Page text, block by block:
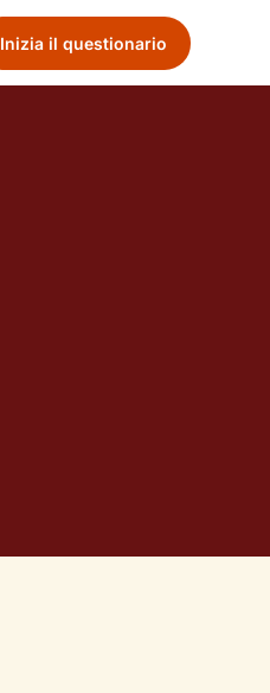
Inizia il questionario